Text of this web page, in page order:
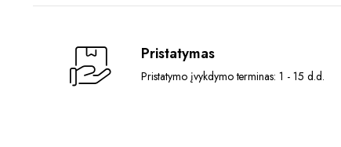
Pristatymas
Pristatymo įvykdymo terminas: 1 - 15 d.d.